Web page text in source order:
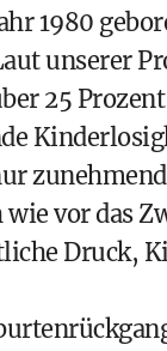
1980
unserer
25
vor das
Druck,